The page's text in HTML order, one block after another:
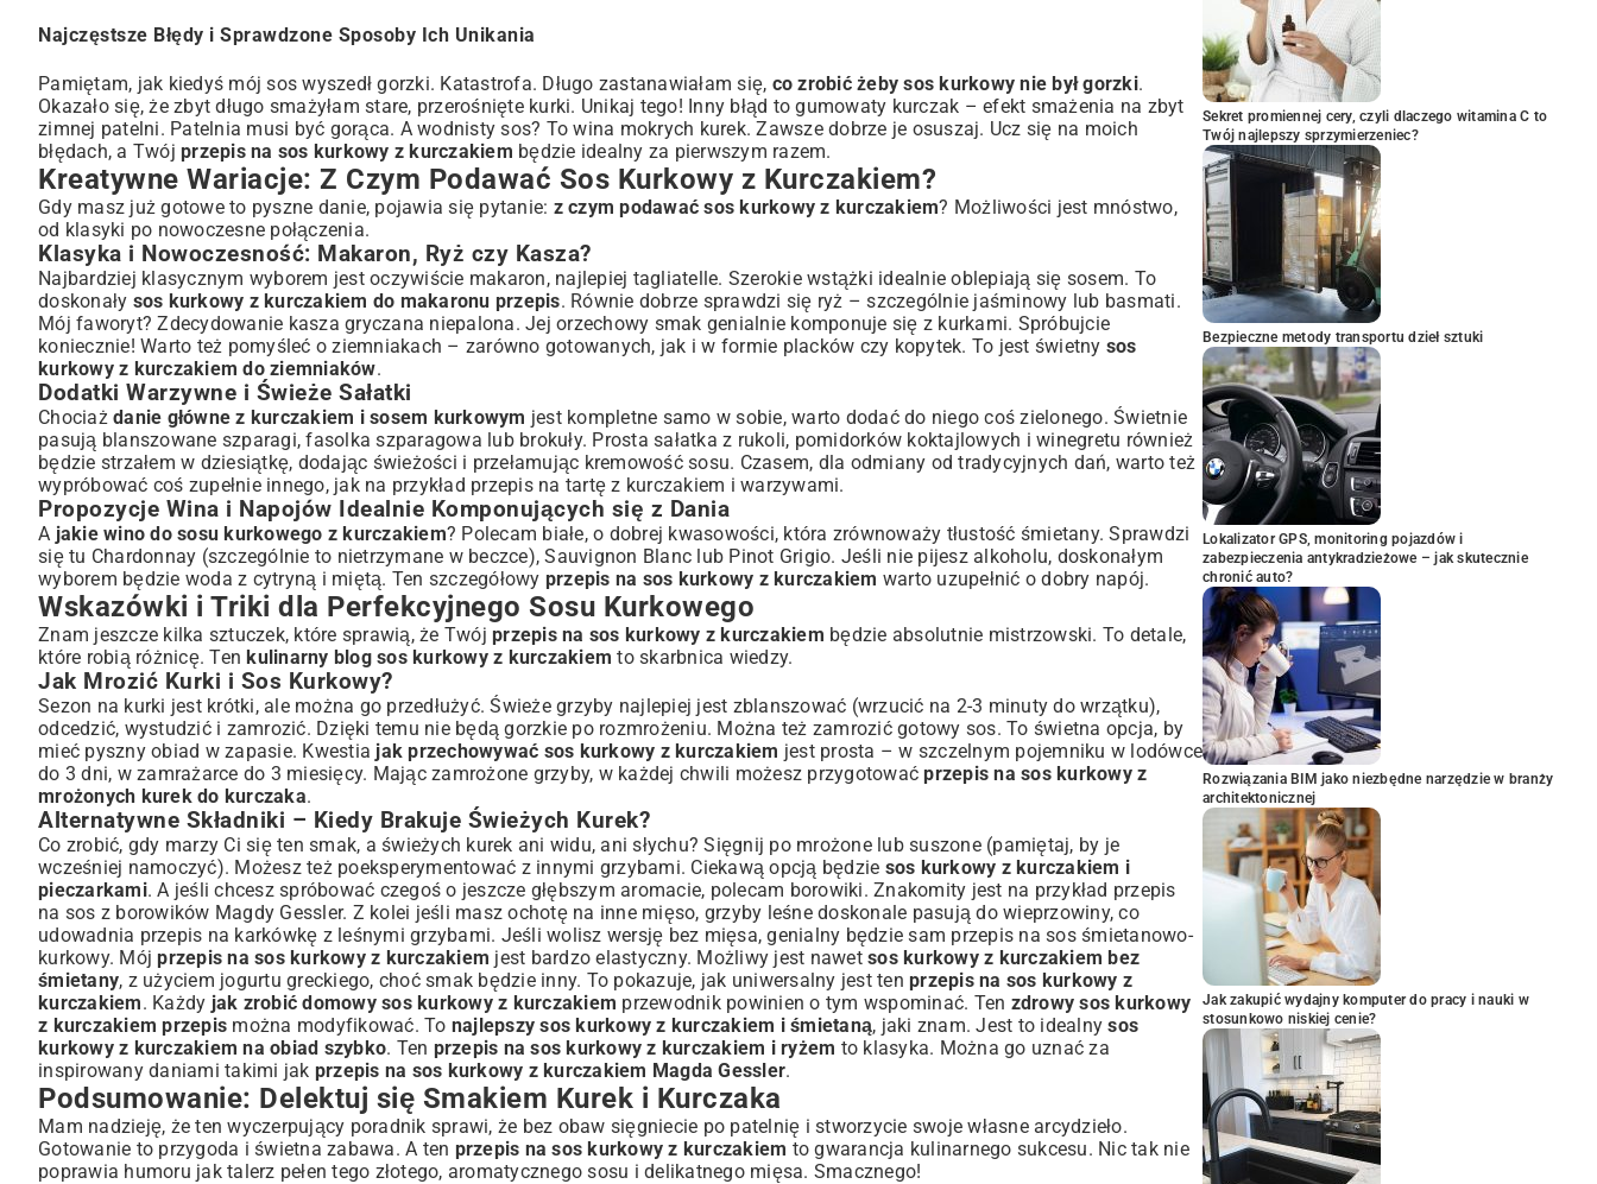
Najczęstsze Błędy i Sprawdzone Sposoby Ich Unikania
Pamiętam, jak kiedyś mój sos wyszedł gorzki. Katastrofa. Długo zastanawiałam się, co zrobić żeby sos kurkowy nie był gorzki.
Okazało się, że zbyt długo smażyłam stare, przerośnięte kurki. Unikaj tego! Inny błąd to gumowaty kurczak – efekt smażenia na zbyt
zimnej patelni. Patelnia musi być gorąca. A wodnisty sos? To wina mokrych kurek. Zawsze dobrze je osuszaj. Ucz się na moich
błędach, a Twój przepis na sos kurkowy z kurczakiem będzie idealny za pierwszym razem.
Kreatywne Wariacje: Z Czym Podawać Sos Kurkowy z Kurczakiem?
Gdy masz już gotowe to pyszne danie, pojawia się pytanie: z czym podawać sos kurkowy z kurczakiem? Możliwości jest mnóstwo,
od klasyki po nowoczesne połączenia.
Klasyka i Nowoczesność: Makaron, Ryż czy Kasza?
Najbardziej klasycznym wyborem jest oczywiście makaron, najlepiej tagliatelle. Szerokie wstążki idealnie oblepiają się sosem. To
doskonały sos kurkowy z kurczakiem do makaronu przepis. Równie dobrze sprawdzi się ryż – szczególnie jaśminowy lub basmati.
Mój faworyt? Zdecydowanie kasza gryczana niepalona. Jej orzechowy smak genialnie komponuje się z kurkami. Spróbujcie
koniecznie! Warto też pomyśleć o ziemniakach – zarówno gotowanych, jak i w formie placków czy kopytek. To jest świetny sos
kurkowy z kurczakiem do ziemniaków.
Dodatki Warzywne i Świeże Sałatki
Chociaż danie główne z kurczakiem i sosem kurkowym jest kompletne samo w sobie, warto dodać do niego coś zielonego. Świetnie
pasują blanszowane szparagi, fasolka szparagowa lub brokuły. Prosta sałatka z rukoli, pomidorków koktajlowych i winegretu również
będzie strzałem w dziesiątkę, dodając świeżości i przełamując kremowość sosu. Czasem, dla odmiany od tradycyjnych dań, warto też
wypróbować coś zupełnie innego, jak na przykład przepis na tartę z kurczakiem i warzywami.
Propozycje Wina i Napojów Idealnie Komponujących się z Dania
A jakie wino do sosu kurkowego z kurczakiem? Polecam białe, o dobrej kwasowości, która zrównoważy tłustość śmietany. Sprawdzi
się tu Chardonnay (szczególnie to nietrzymane w beczce), Sauvignon Blanc lub Pinot Grigio. Jeśli nie pijesz alkoholu, doskonałym
wyborem będzie woda z cytryną i miętą. Ten szczegółowy przepis na sos kurkowy z kurczakiem warto uzupełnić o dobry napój.
Wskazówki i Triki dla Perfekcyjnego Sosu Kurkowego
Znam jeszcze kilka sztuczek, które sprawią, że Twój przepis na sos kurkowy z kurczakiem będzie absolutnie mistrzowski. To detale,
które robią różnicę. Tenkulinarny blog sos kurkowy z kurczakiem to skarbnica wiedzy.
Jak Mrozić Kurki i Sos Kurkowy?
Sezon na kurki jest krótki, ale można go przedłużyć. Świeże grzyby najlepiej jest zblanszować (wrzucić na 2-3 minuty do wrzątku),
odcedzić, wystudzić i zamrozić. Dzięki temu nie będą gorzkie po rozmrożeniu. Można też zamrozić gotowy sos. To świetna opcja, by
mieć pyszny obiad w zapasie. Kwestia jak przechowywać sos kurkowy z kurczakiem jest prosta – w szczelnym pojemniku w lodówce
do 3 dni, w zamrażarce do 3 miesięcy. Mając zamrożone grzyby, w każdej chwili możesz przygotowaćprzepis na sos kurkowy z
mrożonych kurek do kurczaka.
Alternatywne Składniki – Kiedy Brakuje Świeżych Kurek?
Co zrobić, gdy marzy Ci się ten smak, a świeżych kurek ani widu, ani słychu? Sięgnij po mrożone lub suszone (pamiętaj, by je
wcześniej namoczyć). Możesz też poeksperymentować z innymi grzybami. Ciekawą opcją będzie sos kurkowy z kurczakiem i
pieczarkami. A jeśli chcesz spróbować czegoś o jeszcze głębszym aromacie, polecam borowiki. Znakomity jest na przykład przepis
na sos z borowików Magdy Gessler. Z kolei jeśli masz ochotę na inne mięso, grzyby leśne doskonale pasują do wieprzowiny, co
udowadnia przepis na karkówkę z leśnymi grzybami. Jeśli wolisz wersję bez mięsa, genialny będzie sam przepis na sos śmietanowo-
kurkowy. Mójprzepis na sos kurkowy z kurczakiem jest bardzo elastyczny. Możliwy jest nawet sos kurkowy z kurczakiem bez
śmietany, z użyciem jogurtu greckiego, choć smak będzie inny. To pokazuje, jak uniwersalny jest ten przepis na sos kurkowy z
kurczakiem. Każdy jak zrobić domowy sos kurkowy z kurczakiem przewodnik powinien o tym wspominać. Ten zdrowy sos kurkowy
z kurczakiem przepis można modyfikować. To najlepszy sos kurkowy z kurczakiem i śmietaną, jaki znam. Jest to idealnysos
kurkowy z kurczakiem na obiad szybko. Ten przepis na sos kurkowy z kurczakiem i ryżem to klasyka. Można go uznać za
inspirowany daniami takimi jak przepis na sos kurkowy z kurczakiem Magda Gessler.
Podsumowanie: Delektuj się Smakiem Kurek i Kurczaka
Mam nadzieję, że ten wyczerpujący poradnik sprawi, że bez obaw sięgniecie po patelnię i stworzycie swoje własne arcydzieło.
Gotowanie to przygoda i świetna zabawa. A ten przepis na sos kurkowy z kurczakiem to gwarancja kulinarnego sukcesu. Nic tak nie
poprawia humoru jak talerz pełen tego złotego, aromatycznego sosu i delikatnego mięsa. Smacznego!
Sekret promiennej cery, czyli dlaczego witamina C to
Twój najlepszy sprzymierzeniec?
Bezpieczne metody transportu dzieł sztuki
Lokalizator GPS, monitoring pojazdów i
zabezpieczenia antykradzieżowe – jak skutecznie
chronić auto?
Rozwiązania BIM jako niezbędne narzędzie w branży
architektonicznej
Jak zakupić wydajny komputer do pracy i nauki w
stosunkowo niskiej cenie?